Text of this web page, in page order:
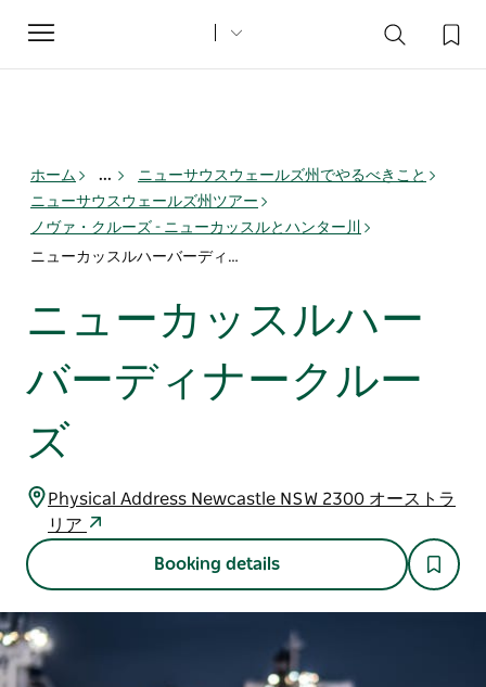
Toggle
navigation
ホーム ...
ニューサウスウェールズ州でやるべきこと
ニューサウスウェールズ州ツアー
ノヴァ・クルーズ - ニューカッスルとハンター川
ニューカッスルハーバーディナークルーズ
ニューカッスルハー
バーディナークルー
ズ
Physical Address Newcastle NSW 2300 オーストラ
リア
Booking details